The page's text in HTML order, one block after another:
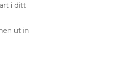
i ditt
ut in